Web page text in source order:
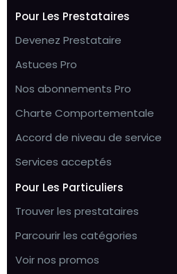
Pour Les Prestataires
Devenez Prestataire
Astuces Pro
Nos abonnements Pro
Charte Comportementale
Accord de niveau de service
Services acceptés
Pour Les Particuliers
Trouver les prestataires
Parcourir les catégories
Voir nos promos